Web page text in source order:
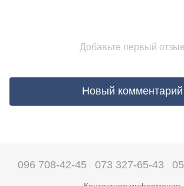
Добавьте первый отзыв
Новый комментарий
096 708-42-45 073 327-65-43